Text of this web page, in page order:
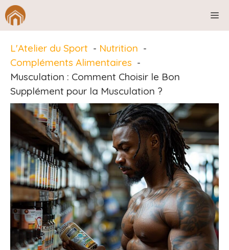
Aller
au
L'Atelier du Sport
Nutrition
Compléments Alimentaires
Musculation : Comment Choisir le Bon
Supplément pour la Musculation ?